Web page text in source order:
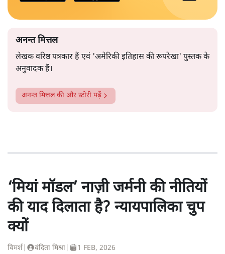
अनन्त मित्तल
लेखक वरिष्ठ पत्रकार हैं एवं 'अमेरिकी इतिहास की रूपरेखा' पुस्तक के
अनुवादक हैं।
अनन्त मित्तलकी और स्टोरी पढ़ें
‘मियां मॉडल’ नाज़ी जर्मनी की नीतियों
की याद दिलाता है? न्यायपालिका चुप
क्यों
विमर्श वंदिता मिश्रा 1 FEB, 2026